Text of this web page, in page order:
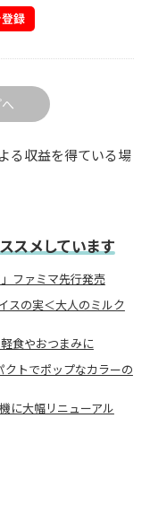
る収益を得ている場
スメしています
ファミマ先行発売
スの実＜大人のミルク
食やおつまみに
クトでポップなカラーの
に大幅リニューアル